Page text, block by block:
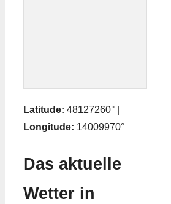
Latitude: 48127260° |
Longitude: 14009970°
Das aktuelle
Wetter in